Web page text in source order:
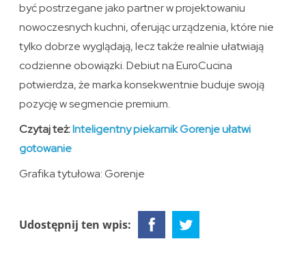
być postrzegane jako partner w projektowaniu
nowoczesnych kuchni, oferując urządzenia, które nie
tylko dobrze wyglądają, lecz także realnie ułatwiają
codzienne obowiązki. Debiut na EuroCucina
potwierdza, że marka konsekwentnie buduje swoją
pozycję w segmencie premium.
Czytaj też:Inteligentny piekarnik Gorenje ułatwi
gotowanie
Grafika tytułowa: Gorenje
Udostępnij ten wpis: